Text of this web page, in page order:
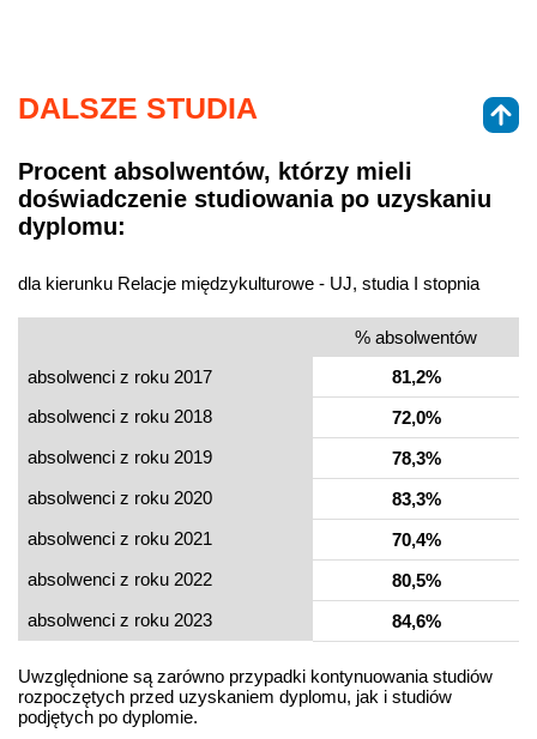
DALSZE STUDIA
Procent absolwentów, którzy mieli
doświadczenie studiowania po uzyskaniu
dyplomu:
dla kierunku Relacje międzykulturowe - UJ, studia I stopnia
% absolwentów
absolwenci z roku 2017
81,2%
absolwenci z roku 2018
72,0%
absolwenci z roku 2019
78,3%
absolwenci z roku 2020
83,3%
absolwenci z roku 2021
70,4%
absolwenci z roku 2022
80,5%
absolwenci z roku 2023
84,6%
Uwzględnione są zarówno przypadki kontynuowania studiów
rozpoczętych przed uzyskaniem dyplomu, jak i studiów
podjętych po dyplomie.